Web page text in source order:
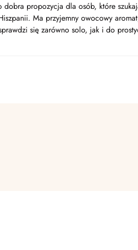
dobra propozycja dla osób, które
Ma przyjemny owocowy
się zarówno solo, jak i do